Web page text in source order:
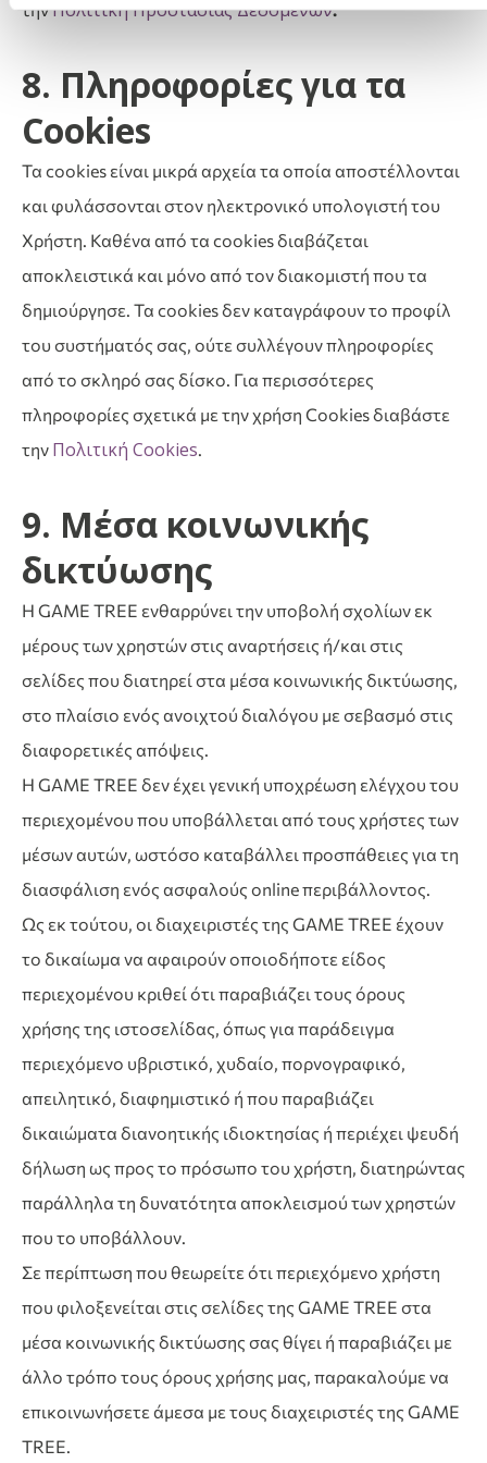
τηνΠολιτική Προστασίας Δεδομένων.
8. Πληροφορίες για τα
Cookies
Τα cookies είναι μικρά αρχεία τα οποία αποστέλλονται
και φυλάσσονται στον ηλεκτρονικό υπολογιστή του
Χρήστη. Καθένα από τα cookies διαβάζεται
αποκλειστικά και μόνο από τον διακομιστή που τα
δημιούργησε. Τα cookies δεν καταγράφουν το προφίλ
του συστήματός σας, ούτε συλλέγουν πληροφορίες
από το σκληρό σας δίσκο. Για περισσότερες
πληροφορίες σχετικά με την χρήση Cookies διαβάστε
την Πολιτική Cookies.
9. Μέσα κοινωνικής
δικτύωσης
Η GAME TREE ενθαρρύνει την υποβολή σχολίων εκ
μέρους των χρηστών στις αναρτήσεις ή/και στις
σελίδες που διατηρεί στα μέσα κοινωνικής δικτύωσης,
στο πλαίσιο ενός ανοιχτού διαλόγου με σεβασμό στις
διαφορετικές απόψεις.
Η GAME TREE δεν έχει γενική υποχρέωση ελέγχου του
περιεχομένου που υποβάλλεται από τους χρήστες των
μέσων αυτών, ωστόσο καταβάλλει προσπάθειες για τη
διασφάλιση ενός ασφαλούς online περιβάλλοντος.
Ως εκ τούτου, οι διαχειριστές της GAME TREE έχουν
το δικαίωμα να αφαιρούν οποιοδήποτε είδος
περιεχομένου κριθεί ότι παραβιάζει τους όρους
χρήσης της ιστοσελίδας, όπως για παράδειγμα
περιεχόμενο υβριστικό, χυδαίο, πορνογραφικό,
απειλητικό, διαφημιστικό ή που παραβιάζει
δικαιώματα διανοητικής ιδιοκτησίας ή περιέχει ψευδή
δήλωση ως προς το πρόσωπο του χρήστη, διατηρώντας
παράλληλα τη δυνατότητα αποκλεισμού των χρηστών
που το υποβάλλουν.
Σε περίπτωση που θεωρείτε ότι περιεχόμενο χρήστη
που φιλοξενείται στις σελίδες της GAME TREE στα
μέσα κοινωνικής δικτύωσης σας θίγει ή παραβιάζει με
άλλο τρόπο τους όρους χρήσης μας, παρακαλούμε να
επικοινωνήσετε άμεσα με τους διαχειριστές της GAME
TREE.